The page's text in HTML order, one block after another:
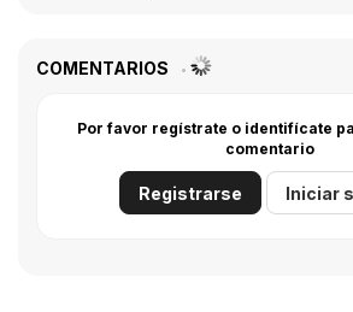
COMENTARIOS
Por favor regístrate o identifícate
comentario
Registrarse Iniciar